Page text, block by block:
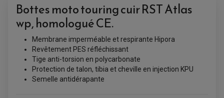
ACCESSOIRES QUAD
ACCESSOIRES ANODISES POUR QUAD
BOUCHON DE RÉSERVOIR QUAD
GUIDON QUAD
Bottes moto touring cuir RST Atlas
wp, homologué CE.
Membrane imperméable et respirante Hipora
Revêtement PES réfléchissant
Tige anti-torsion en polycarbonate
Protection de talon, tibia et cheville en injection KPU
Semelle antidérapante